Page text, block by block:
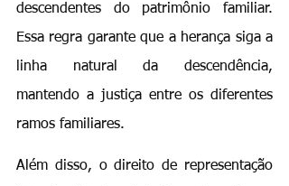
descendentes do patrimônio familiar.
Essa regra garante que a herança siga a
linha natural da descendência,
mantendo a justiça entre os diferentes
ramos familiares.
Além disso, o direito de representação